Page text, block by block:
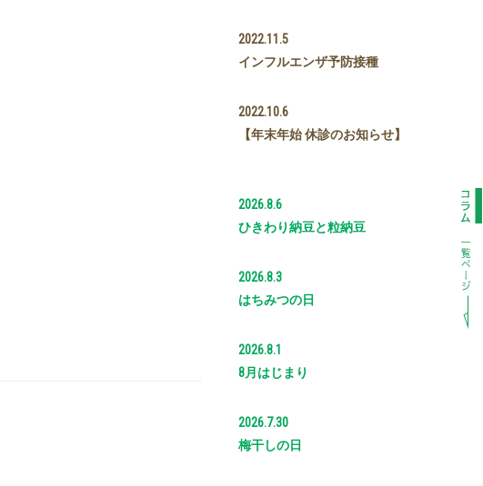
2022.11.5
インフルエンザ予防接種
2022.10.6
【年末年始 休診のお知らせ】
2026.8.6
ひきわり納豆と粒納豆
2026.8.3
はちみつの日
2026.8.1
8月はじまり
2026.7.30
梅干しの日